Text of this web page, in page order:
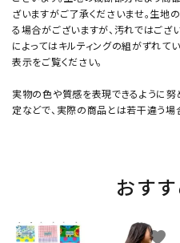
ざいますがご了承くださいませ。生地
る場合がございますが、汚れではござ
によってはキルティングの組がずれて
表示をご覧ください。
実物の色や質感を表現できるように努
定などで、実際の商品とは若干違う場
おす
favorite